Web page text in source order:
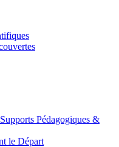
Supports Pédagogiques &
le Départ